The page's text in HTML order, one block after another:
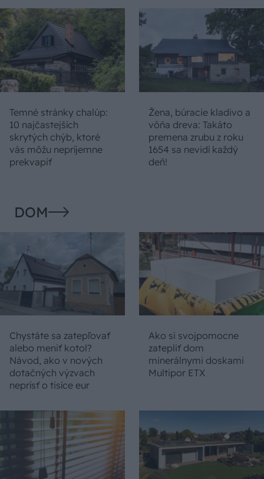
Temné stránky chalúp:
10 najčastejších
skrytých chýb, ktoré
vás môžu nepríjemne
prekvapiť
Žena, búracie kladivo a
vôňa dreva: Takáto
premena zrubu z roku
1654 sa nevidí každý
deň!
DOM
Chystáte sa zatepľovať
alebo meniť kotol?
Návod, ako v nových
dotačných výzvach
neprísť o tisíce eur
Ako si svojpomocne
zatepliť dom
minerálnymi doskami
Multipor ETX